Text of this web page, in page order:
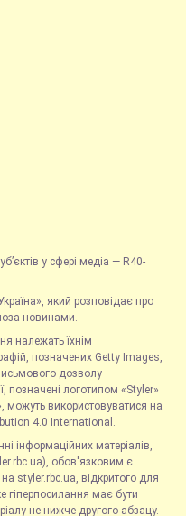
у сфері медіа — R40-
який розповідає про
новинами.
належать їхнім
позначених Getty Images,
дозволу
позначені логотипом «Styler»
можуть використовуватися на
4.0 International.
інформаційних матеріалів,
обов'язковим є
styler.rbc.ua, відкритого для
гіперпосилання має бути
не нижче другого абзацу.